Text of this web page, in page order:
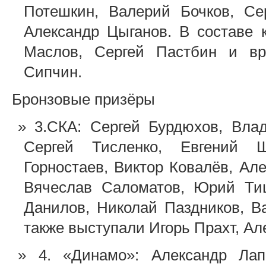
Потешкин, Валерий Бочков,
Александр Цыганов. В составе
Маслов, Сергей Пастбин и
Сипчин.
Бронзовые призёры
3.СКА: Сергей Бурдюхов,
Сергей Тисленко, Евгений
Горностаев, Виктор Ковалёв,
Вячеслав Саломатов, Юрий
Данилов, Николай Паздников,
также выступали Игорь Прахт,
4. «Динамо»: Александр